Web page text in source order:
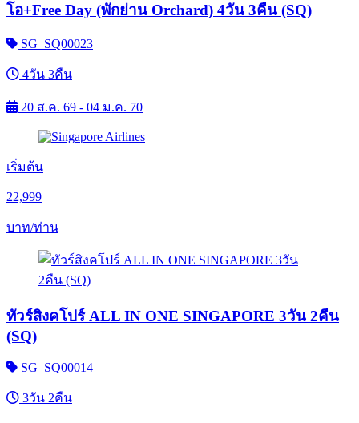
โอ+Free Day (พักย่าน Orchard) 4วัน 3คืน (SQ)
SG_SQ00023
4วัน 3คืน
20 ส.ค. 69 - 04 ม.ค. 70
เริ่มต้น
22,999
บาท/ท่าน
ทัวร์สิงคโปร์ ALL IN ONE SINGAPORE 3วัน 2คืน
(SQ)
SG_SQ00014
3วัน 2คืน